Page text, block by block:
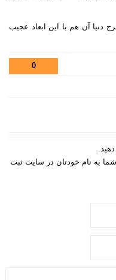
دنیا آن هم با این ابعاد عجیب
0
شما به نام خودتان در سایت ثبت